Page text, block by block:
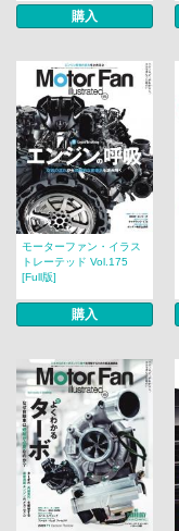
購入
モーターファン・イラス
トレーテッド Vol.175
[Full版]
購入